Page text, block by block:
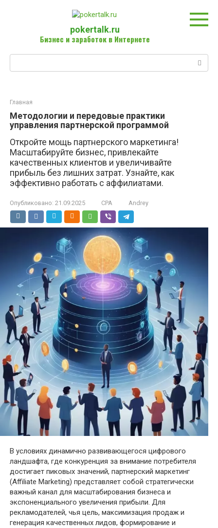
pokertalk.ru
Бизнес и заработок в Интернете
Главная
Методологии и передовые практики
управления партнерской программой
Откройте мощь партнерского маркетинга!
Масштабируйте бизнес, привлекайте
качественных клиентов и увеличивайте
прибыль без лишних затрат. Узнайте, как
эффективно работать с аффилиатами.
Опубликовано: 21.09.2025 CPA Andrey
В условиях динамично развивающегося цифрового
ландшафта, где конкуренция за внимание потребителя
достигает пиковых значений, партнерский маркетинг
(Affiliate Marketing) представляет собой стратегически
важный канал для масштабирования бизнеса и
экспоненциального увеличения прибыли. Для
рекламодателей, чья цель, максимизация продаж и
генерация качественных лидов, формирование и